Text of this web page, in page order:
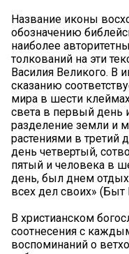
Название иконы
обозначению
наиболее
толкований на эти
Василия Великого. В
сказанию
мира в шести
света в первый день
разделение земли и
растениями в третий
день четвертый,
пятый и человека в
день, был днем
всех дел своих» (Быт
В христианском
соотнесения с
воспоминаний о